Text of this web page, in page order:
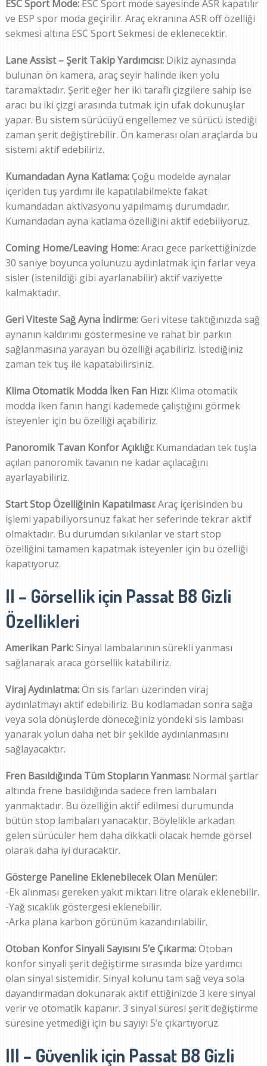
ESC Sport Mode: ESC Sport mode sayesinde ASR kapatılır
ve ESP spor moda geçirilir. Araç ekranına ASR off özelliği
sekmesi altına ESC Sport Sekmesi de eklenecektir.
Lane Assist – Şerit Takip Yardımcısı:Dikiz aynasında
bulunan ön kamera, araç seyir halinde iken yolu
taramaktadır. Şerit eğer her iki taraflı çizgilere sahip ise
aracı bu iki çizgi arasında tutmak için ufak dokunuşlar
yapar. Bu sistem sürücüyü engellemez ve sürücü istediği
zaman şerit değiştirebilir. Ön kamerası olan araçlarda bu
sistemi aktif edebiliriz.
Kumandadan Ayna Katlama:Çoğu modelde aynalar
içeriden tuş yardımı ile kapatılabilmekte fakat
kumandadan aktivasyonu yapılmamış durumdadır.
Kumandadan ayna katlama özelliğini aktif edebiliyoruz.
Coming Home/Leaving Home:Aracı gece parkettiğinizde
30 saniye boyunca yolunuzu aydınlatmak için farlar veya
sisler (istenildiği gibi ayarlanabilir) aktif vaziyette
kalmaktadır.
Geri Viteste Sağ Ayna İndirme:Geri vitese taktığınızda sağ
aynanın kaldırımı göstermesine ve rahat bir parkın
sağlanmasına yarayan bu özelliği açabiliriz. İstediğiniz
zaman tek tuş ile kapatabilirsiniz.
Klima Otomatik Modda İken Fan Hızı: Klima otomatik
modda iken fanın hangi kademede çalıştığını görmek
isteyenler için bu özelliği açabiliriz.
Panoromik Tavan Konfor Açıklığı:Kumandadan tek tuşla
açılan panoromik tavanın ne kadar açılacağını
ayarlayabiliriz.
Start Stop Özelliğinin Kapatılması:Araç içerisinden bu
işlemi yapabiliyorsunuz fakat her seferinde tekrar aktif
olmaktadır. Bu durumdan sıkılanlar ve start stop
özelliğini tamamen kapatmak isteyenler için bu özelliği
kapatıyoruz.
II – Görsellik için Passat B8 Gizli
Özellikleri
Amerikan Park:Sinyal lambalarının sürekli yanması
sağlanarak araca görsellik katabiliriz.
Viraj Aydınlatma:Ön sis farları üzerinden viraj
aydınlatmayı aktif edebiliriz. Bu kodlamadan sonra sağa
veya sola dönüşlerde döneceğiniz yöndeki sis lambası
yanarak yolun daha net bir şekilde aydınlanmasını
sağlayacaktır.
Fren Basıldığında Tüm Stopların Yanması: Normal şartlar
altında frene basıldığında sadece fren lambaları
yanmaktadır. Bu özelliğin aktif edilmesi durumunda
bütün stop lambaları yanacaktır. Böylelikle arkadan
gelen sürücüler hem daha dikkatli olacak hemde görsel
olarak daha iyi duracaktır.
Gösterge Paneline Eklenebilecek Olan Menüler:
-Ek alınması gereken yakıt miktarı litre olarak eklenebilir.
-Yağ sıcaklık göstergesi eklenebilir.
-Arka plana karbon görünüm kazandırılabilir.
Otoban Konfor Sinyali Sayısını 5’e Çıkarma:Otoban
konfor sinyali şerit değiştirme sırasında bize yardımcı
olan sinyal sistemidir. Sinyal kolunu tam sağ veya sola
dayandırmadan dokunarak aktif ettiğinizde 3 kere sinyal
verir ve otomatik kapanır. 3 sinyal süresi şerit değiştirme
süresine yetmediği için bu sayıyı 5’e çıkartıyoruz.
III – Güvenlik için Passat B8 Gizli